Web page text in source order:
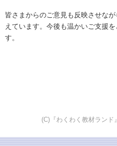
皆さまからのご意見も反映させな
えています。今後も温かいご支援
す。
(C)『わくわく教材ランド